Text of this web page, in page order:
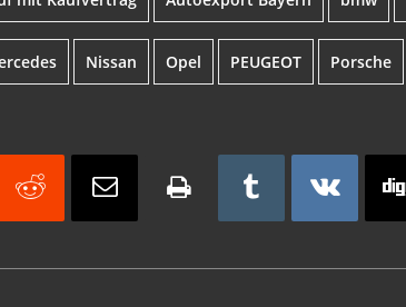
Nissan Opel PEUGEOT Porsche